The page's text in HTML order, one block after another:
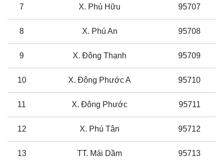
7 X. Phú Hữu 95707
8 X. Phú An 95708
9 X. Đông Thạnh 95709
10 X. Đông Phước A 95710
11 X. Đông Phước 95711
12 X. Phú Tân 95712
13 TT. Mái Dầm 95713